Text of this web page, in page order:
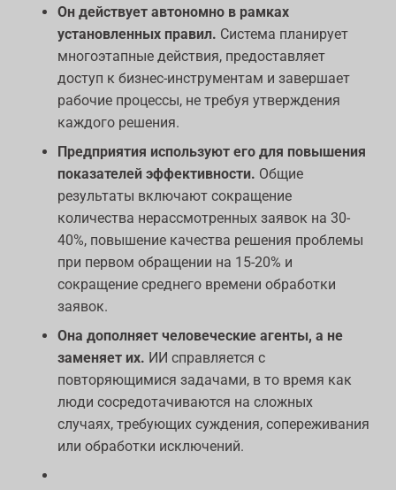
Он действует автономно в рамках
установленных правил. Система планирует
многоэтапные действия, предоставляет
доступ к бизнес-инструментам и завершает
рабочие процессы, не требуя утверждения
каждого решения.
Предприятия используют его для повышения
показателей эффективности. Общие
результаты включают сокращение
количества нерассмотренных заявок на 30-
40%, повышение качества решения проблемы
при первом обращении на 15-20% и
сокращение среднего времени обработки
заявок.
Она дополняет человеческие агенты, а не
заменяет их. ИИ справляется с
повторяющимися задачами, в то время как
люди сосредотачиваются на сложных
случаях, требующих суждения, сопереживания
или обработки исключений.